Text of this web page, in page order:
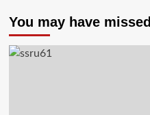
You may have missed